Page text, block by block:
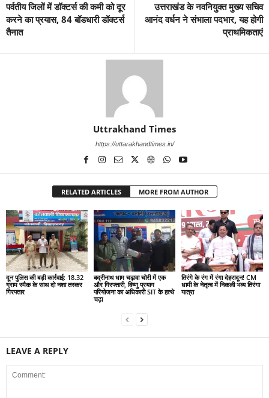
पर्वतीय जिलों में डॉक्टर्स की कमी को दूर
करने का प्रयास, 84 बॉडधारी डॉक्टर्स
तैनात
उत्तराखंड के नवनियुक्त मुख्य सचिव
आनंद वर्धन ने संभाला पदभार, यह होगी
प्राथमिकताएं
Uttrakhand Times
https://uttarakhandtimes.in/
RELATED ARTICLES MORE FROM AUTHOR
दून पुलिस की बड़ी कार्रवाई: 18.32
ग्राम स्मैक के साथ दो नशा तस्कर
गिरफ्तार
बद्रीनाथ धाम चढ़ावा चोरी में एक
और गिरफ्तारी, विष्णु प्रयाग
परियोजना का अधिकारी SIT के हत्थे
चढ़ा
तिरंगे के रंग में रंगा देहरादून! CM
धामी के नेतृत्व में निकली भव्य तिरंगा
यात्रा
LEAVE A REPLY